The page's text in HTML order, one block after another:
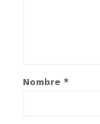
Nombre *